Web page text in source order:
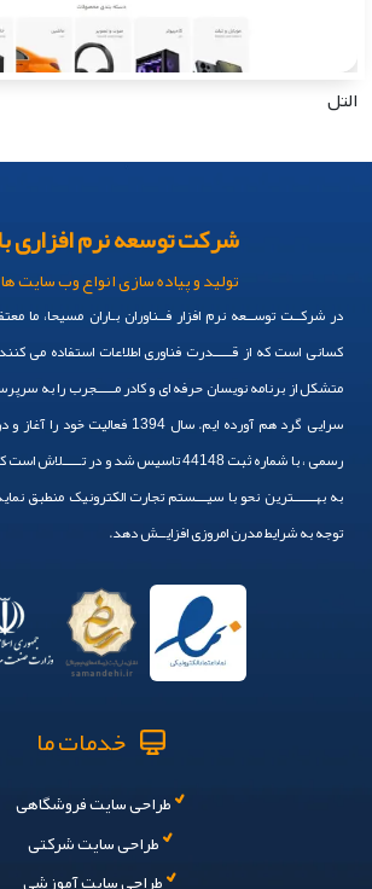
التل
شرکت توسعه نرم افزاری
تولید و پیاده سازی انواع وب سایت ها
در شرکــت توســعه نرم افزار فــناوران بـاران مسیحا، ما
کسانی است که از قـــــدرت فناوری اطلاعات استفاده می
متشکل از برنامه نویسان حرفه ای و کادر مـــــجرب را به
رسمی ، با شماره ثبت 44148 تاسیس شد و در
به بهــــــترین نحو با سیـــستم تجارت الکترونیک منطبق
توجه به شرایط مدرن امروزی افزایــش دهد.
خدمات ما
طراحی سایت فروشگاهی
طراحی سایت شرکتی
طراحی سایت آموزشی